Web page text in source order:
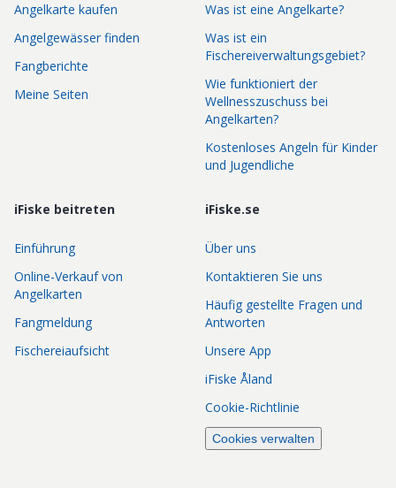
Angelkarte kaufen
Angelgewässer finden
Fangberichte
Meine Seiten
Was ist eine Angelkarte?
Was ist ein
Fischereiverwaltungsgebiet?
Wie funktioniert der
Wellnesszuschuss bei
Angelkarten?
Kostenloses Angeln für Kinder
und Jugendliche
iFiske beitreten
Einführung
Online-Verkauf von
Angelkarten
Fangmeldung
Fischereiaufsicht
iFiske.se
Über uns
Kontaktieren Sie uns
Häufig gestellte Fragen und
Antworten
Unsere App
iFiske Åland
Cookie-Richtlinie
Cookies verwalten